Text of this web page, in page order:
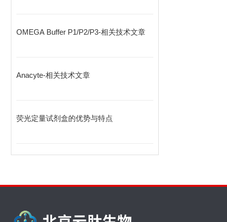
OMEGA Buffer P1/P2/P3-相关技术文章
Anacyte-相关技术文章
荧光定量试剂盒的优势与特点